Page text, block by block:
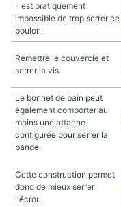
Il est pratiquement
impossible de trop serrer ce
boulon.
Remettre le couvercle et
serrer la vis.
Le bonnet de bain peut
également comporter au
moins une attache
configurée pour serrer la
bande.
Cette construction permet
donc de mieux serrer
l'écrou.